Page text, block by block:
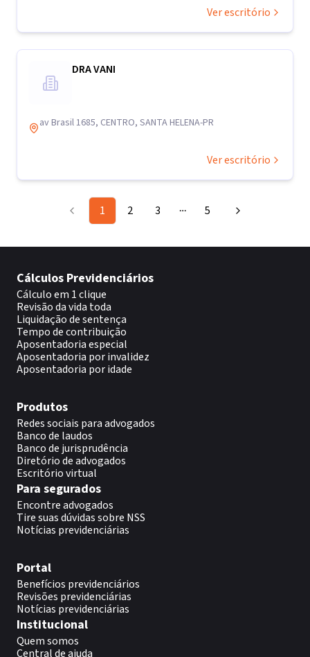
Ver escritório
DRA VANI
av Brasil 1685, CENTRO, SANTA HELENA-PR
Ver escritório
1 2 3 More pages
5
Cálculos Previdenciários
Cálculo em 1 clique
Revisão da vida toda
Liquidação de sentença
Tempo de contribuição
Aposentadoria especial
Aposentadoria por invalidez
Aposentadoria por idade
Produtos
Redes sociais para advogados
Banco de laudos
Banco de jurisprudência
Diretório de advogados
Escritório virtual
Para segurados
Encontre advogados
Tire suas dúvidas sobre NSS
Notícias previdenciárias
Portal
Benefícios previdenciários
Revisões previdenciárias
Notícias previdenciárias
Institucional
Quem somos
Central de ajuda